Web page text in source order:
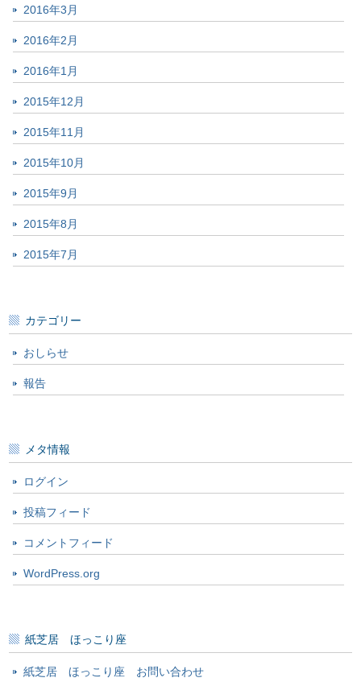
2016年3月
2016年2月
2016年1月
2015年12月
2015年11月
2015年10月
2015年9月
2015年8月
2015年7月
カテゴリー
おしらせ
報告
メタ情報
ログイン
投稿フィード
コメントフィード
WordPress.org
紙芝居 ほっこり座
紙芝居 ほっこり座 お問い合わせ